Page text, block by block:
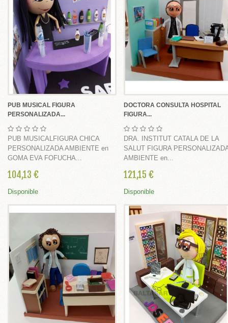
PUB MUSICAL FIGURA
PERSONALIZADA...
PUB MUSICALFIGURA CHICA
PERSONALIZADA AMBIENTE en
GOMA EVA FOFUCHA...
104,13 €
Disponible
DOCTORA CONSULTA HOSPITAL
FIGURA...
DRA. INSTITUT CATALA DE LA
SALUT FIGURA
AMBIENTE en...
121,15 €
Disponible
Comunión
Comunión
cestas, bandejas cintas y flores
SHOWER
BAUTIZO Y NACIMIENTO DIY
BABY SHOWER
SHOWER
BAUTIZO